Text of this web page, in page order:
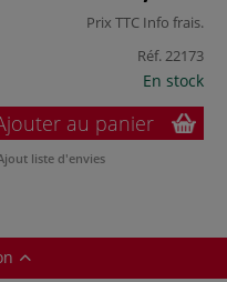
Prix TTC Info frais.
Réf.22173
En stock
au panier
liste d'envies